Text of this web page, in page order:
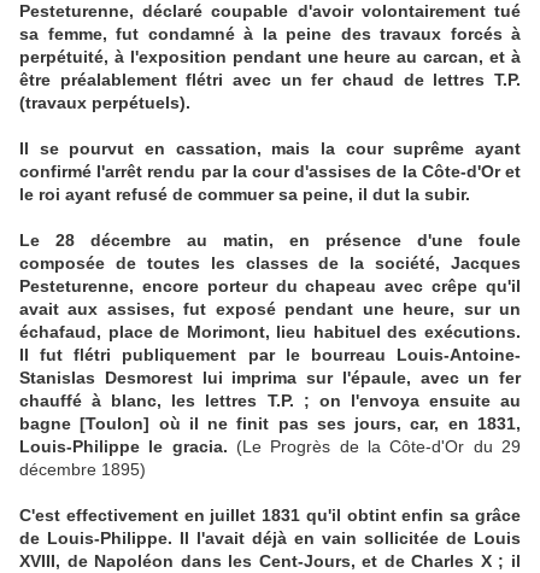
Pesteturenne, déclaré coupable d'avoir volontairement tué
sa femme, fut condamné à la peine des travaux forcés à
perpétuité, à l'exposition pendant une heure au carcan, et à
être préalablement flétri avec un fer chaud de lettres T.P.
(travaux perpétuels).
Il se pourvut en cassation, mais la cour suprême ayant
confirmé l'arrêt rendu par la cour d'assises de la Côte-d'Or et
le roi ayant refusé de commuer sa peine, il dut la subir.
Le 28 décembre au matin, en présence d'une foule
composée de toutes les classes de la société, Jacques
Pesteturenne, encore porteur du chapeau avec crêpe qu'il
avait aux assises, fut exposé pendant une heure, sur un
échafaud, place de Morimont, lieu habituel des exécutions.
Il fut flétri publiquement par le bourreau Louis-Antoine-
Stanislas Desmorest lui imprima sur l'épaule, avec un fer
chauffé à blanc, les lettres T.P. ; on l'envoya ensuite au
bagne [Toulon] où il ne finit pas ses jours, car, en 1831,
Louis-Philippe le gracia. (Le Progrès de la Côte-d'Or du 29
décembre 1895)
C'est effectivement en juillet 1831 qu'il obtint enfin sa grâce
de Louis-Philippe. Il l'avait déjà en vain sollicitée de Louis
XVIII, de Napoléon dans les Cent-Jours, et de Charles X ; il